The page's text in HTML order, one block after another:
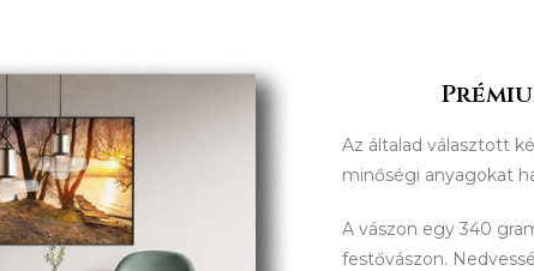
Az általad választott
minőségi anyagokat
A vászon egy 340
festővászon.